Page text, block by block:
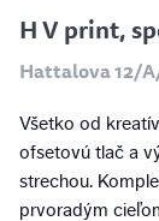
H V print,
Hattalova 12/
Všetko od
ofsetovú tlač a
strechou.
prvoradým